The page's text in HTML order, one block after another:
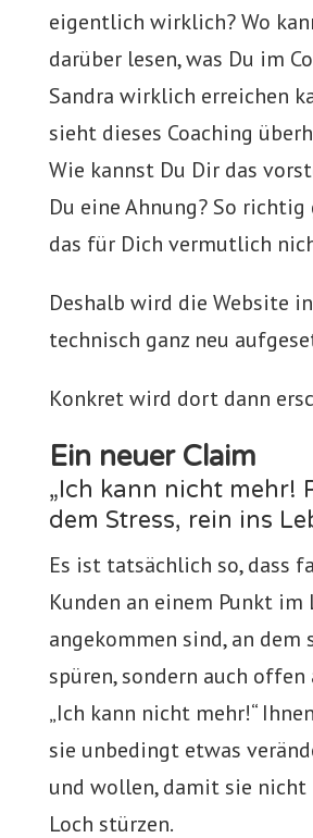
eigentlich wirklich? Wo
darüber lesen, was Du im
Sandra wirklich erreichen
sieht dieses Coaching
Wie kannst Du Dir das
Du eine Ahnung? So
das für Dich vermutlich
Deshalb wird die Website
technisch ganz neu
Konkret wird dort dann
Ein neuer Claim
„Ich kann nicht mehr!
dem Stress, rein ins
Es ist tatsächlich so, dass
Kunden an einem Punkt im
angekommen sind, an dem
spüren, sondern auch offen
„Ich kann nicht mehr!“
sie unbedingt etwas
und wollen, damit sie
Loch stürzen.